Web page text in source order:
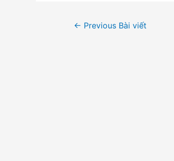
Điều← Previous Bài viết